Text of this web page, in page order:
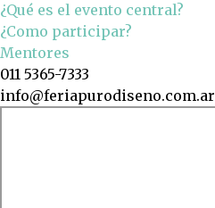
¿Qué es el evento central?
¿Como participar?
Mentores
011 5365-7333
info@feriapurodiseno.com.ar